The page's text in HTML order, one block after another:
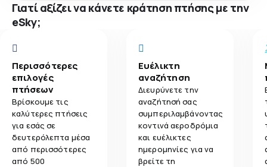
Γιατί αξίζει να κάνετε κράτηση πτήσης με την
eSky;
Περισσότερες
επιλογές
πτήσεων
Βρίσκουμε τις
καλύτερες πτήσεις
για εσάς σε
δευτερόλεπτα μέσα
από περισσότερες
από 500
Ευέλικτη
αναζήτηση
Διευρύνετε την
αναζήτησή σας
συμπεριλαμβάνοντας
κοντινά αεροδρόμια
και ευέλικτες
ημερομηνίες για να
βρείτε τη